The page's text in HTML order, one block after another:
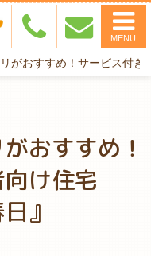
MENU
がおすすめ！サービス付
おすすめ！
向け住宅
』